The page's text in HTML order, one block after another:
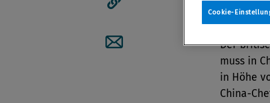
Artikellink kopieren
Artikel per Mail teilen
Der
muss in
in Höhe
China-
Cookie-